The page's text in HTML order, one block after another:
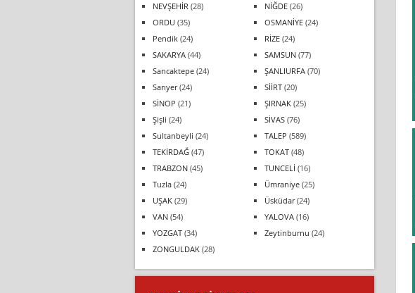
NEVŞEHİR (28) NİĞDE (26)
ORDU (35) OSMANİYE (24)
Pendik (24) RİZE (24)
SAKARYA (44) SAMSUN (77)
Sancaktepe (24) ŞANLIURFA (70)
Sarıyer(24) SİİRT (20)
SİNOP (21) ŞIRNAK (25)
Şişli (24) SİVAS (76)
Sultanbeyli (24) TALEP (589)
TEKİRDAĞ (47) TOKAT (48)
TRABZON (45) TUNCELİ (16)
Tuzla (24) Ümraniye (25)
UŞAK (29) Üsküdar(24)
VAN (54) YALOVA (16)
YOZGAT (34) Zeytinburnu (24)
ZONGULDAK (28)